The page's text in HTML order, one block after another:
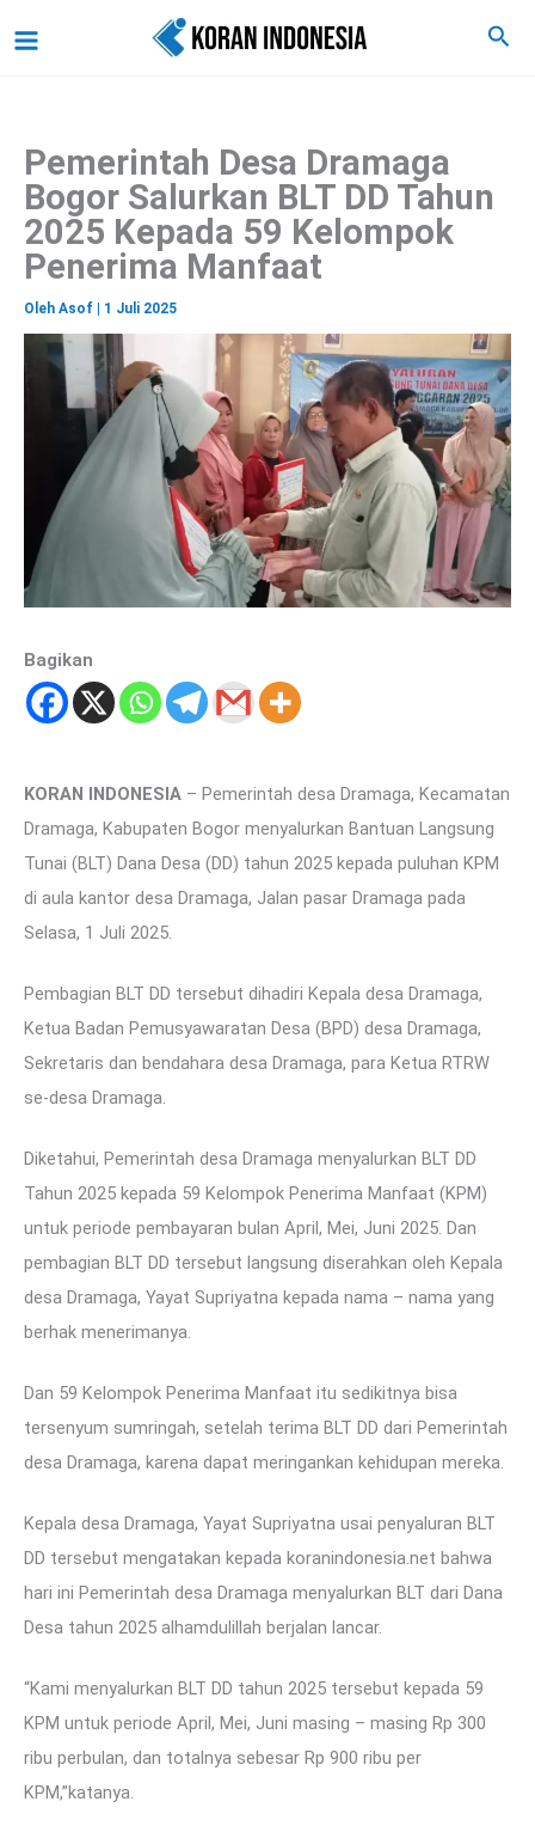
ke
Cari
Pemerintah Desa Dramaga
Bogor Salurkan BLT DD Tahun
2025 Kepada 59 Kelompok
Penerima Manfaat
Oleh Asof 1 Juli 2025
Bagikan
KORAN INDONESIA – Pemerintah desa Dramaga, Kecamatan
Dramaga, Kabupaten Bogor menyalurkan Bantuan Langsung
Tunai (BLT) Dana Desa (DD) tahun 2025 kepada puluhan KPM
di aula kantor desa Dramaga, Jalan pasar Dramaga pada
Selasa, 1 Juli 2025.
Pembagian BLT DD tersebut dihadiri Kepala desa Dramaga,
Ketua Badan Pemusyawaratan Desa (BPD) desa Dramaga,
Sekretaris dan bendahara desa Dramaga, para Ketua RTRW
se-desa Dramaga.
Diketahui, Pemerintah desa Dramaga menyalurkan BLT DD
Tahun 2025 kepada 59 Kelompok Penerima Manfaat (KPM)
untuk periode pembayaran bulan April, Mei, Juni 2025. Dan
pembagian BLT DD tersebut langsung diserahkan oleh Kepala
desa Dramaga, Yayat Supriyatna kepada nama – nama yang
berhak menerimanya.
Dan 59 Kelompok Penerima Manfaat itu sedikitnya bisa
tersenyum sumringah, setelah terima BLT DD dari Pemerintah
desa Dramaga, karena dapat meringankan kehidupan mereka.
Kepala desa Dramaga, Yayat Supriyatna usai penyaluran BLT
DD tersebut mengatakan kepada koranindonesia.net bahwa
hari ini Pemerintah desa Dramaga menyalurkan BLT dari Dana
Desa tahun 2025 alhamdulillah berjalan lancar.
“Kami menyalurkan BLT DD tahun 2025 tersebut kepada 59
KPM untuk periode April, Mei, Juni masing – masing Rp 300
ribu perbulan, dan totalnya sebesar Rp 900 ribu per
KPM,”katanya.
a